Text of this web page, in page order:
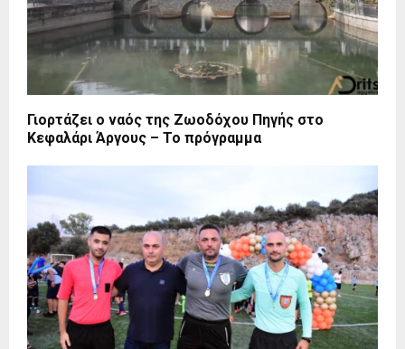
Γιορτάζει ο ναός της Ζωοδόχου Πηγής στο
Κεφαλάρι Άργους – Το πρόγραμμα